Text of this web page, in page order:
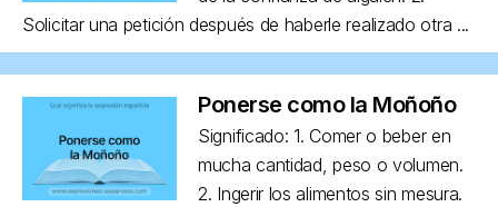
Solicitar una petición después de haberle realizado otra ...
Ponerse como la Moñoño
Significado: 1. Comer o beber en
mucha cantidad, peso o volumen.
2. Ingerir los alimentos sin mesura.